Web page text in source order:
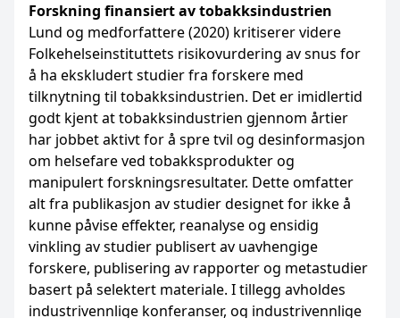
Forskning finansiert av tobakksindustrien
Lund og medforfattere (2020) kritiserer videre
Folkehelseinstituttets risikovurdering av snus for
å ha ekskludert studier fra forskere med
tilknytning til tobakksindustrien. Det er imidlertid
godt kjent at tobakksindustrien gjennom årtier
har jobbet aktivt for å spre tvil og desinformasjon
om helsefare ved tobakksprodukter og
manipulert forskningsresultater. Dette omfatter
alt fra publikasjon av studier designet for ikke å
kunne påvise effekter, reanalyse og ensidig
vinkling av studier publisert av uavhengige
forskere, publisering av rapporter og metastudier
basert på selektert materiale. I tillegg avholdes
industrivennlige konferanser, og industrivennlige